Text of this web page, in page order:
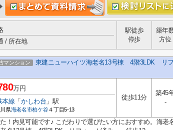
/ 所在地
駅徒歩
停歩
築年
方位
マンション 東建ニューハイツ海老名13号棟 4階3LDK リ
万円
本線 「かしわ台 」駅
県海老名市柏ケ谷４丁目5-13
徒歩11分
築45
-
！内見可能です♪ こだわりで選びたい方におすすめ。海老